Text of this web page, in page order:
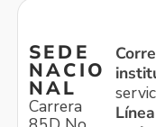
SEDE
NACIO
NAL
Carrera
Línea